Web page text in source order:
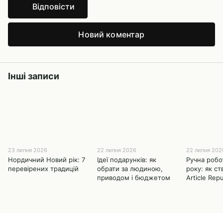
Відповісти
Новий коментар
Інші записи
23 липня 2026
Нордичний Новий рік: 7
перевірених традицій
22 липня 2026
Ідеї подарунків: як
обрати за людиною,
приводом і бюджетом
22 липня
Ручна
року: як
Article